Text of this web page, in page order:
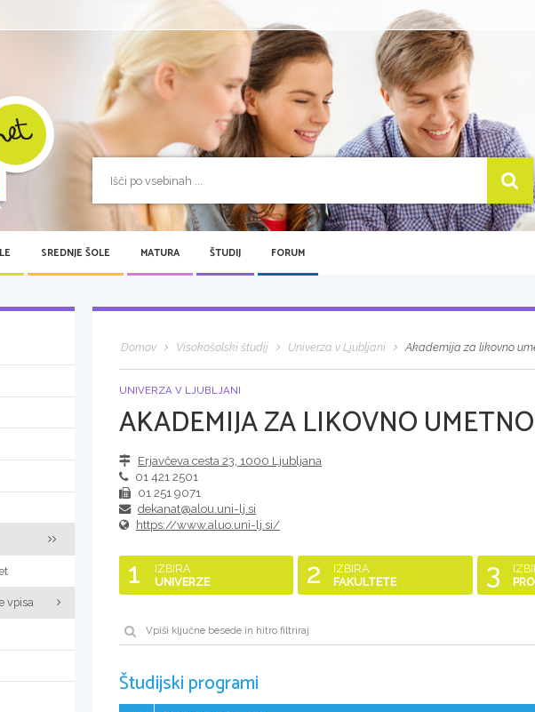
SREDNJE ŠOLE MATURA ŠTUDIJ FORUM
Domov Visokošolski študij Univerza v Ljubljani Akademija za likovno
UNIVERZA V LJUBLJANI
AKADEMIJA ZA LIKOVNO
Erjavčeva cesta 23 1000 Ljubljana
01 421 2501
01 251 9071
dekanat@alou.uni-lj.si
https://www.aluo.uni-lj.si/
1
IZBIRA
UNIVERZE
2
IZBIRA
FAKULTETE
3
Študijski programi
vpisa